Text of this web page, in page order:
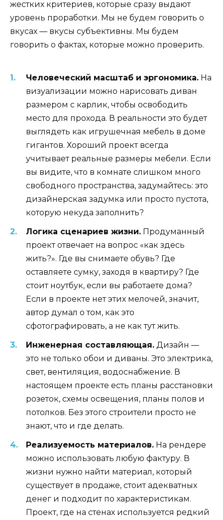
жестких критериев, которые сразу выдают
уровень проработки. Мы не будем говорить о
вкусах — вкусы субъективны. Мы будем
говорить о фактах, которые можно проверить.
Человеческий масштаб и эргономика. На
визуализации можно нарисовать диван
размером с карлик, чтобы освободить
место для прохода. В реальности это будет
выглядеть как игрушечная мебель в доме
гигантов. Хороший проект всегда
учитывает реальные размеры мебели. Если
вы видите, что в комнате слишком много
свободного пространства, задумайтесь: это
дизайнерская задумка или просто пустота,
которую некуда заполнить?
Логика сценариев жизни. Продуманный
проект отвечает на вопрос «как здесь
жить?». Где вы снимаете обувь? Где
оставляете сумку, заходя в квартиру? Где
стоит ноутбук, если вы работаете дома?
Если в проекте нет этих мелочей, значит,
автор думал о том, как это
сфотографировать, а не как тут жить.
Инженерная составляющая. Дизайн —
это не только обои и диваны. Это электрика,
свет, вентиляция, водоснабжение. В
настоящем проекте есть планы расстановки
розеток, схемы освещения, планы полов и
потолков. Без этого строители просто не
знают, что и где делать.
Реализуемость материалов. На рендере
можно использовать любую фактуру. В
жизни нужно найти материал, который
существует в продаже, стоит адекватных
денег и подходит по характеристикам.
Проект, где на стенах используется редкий